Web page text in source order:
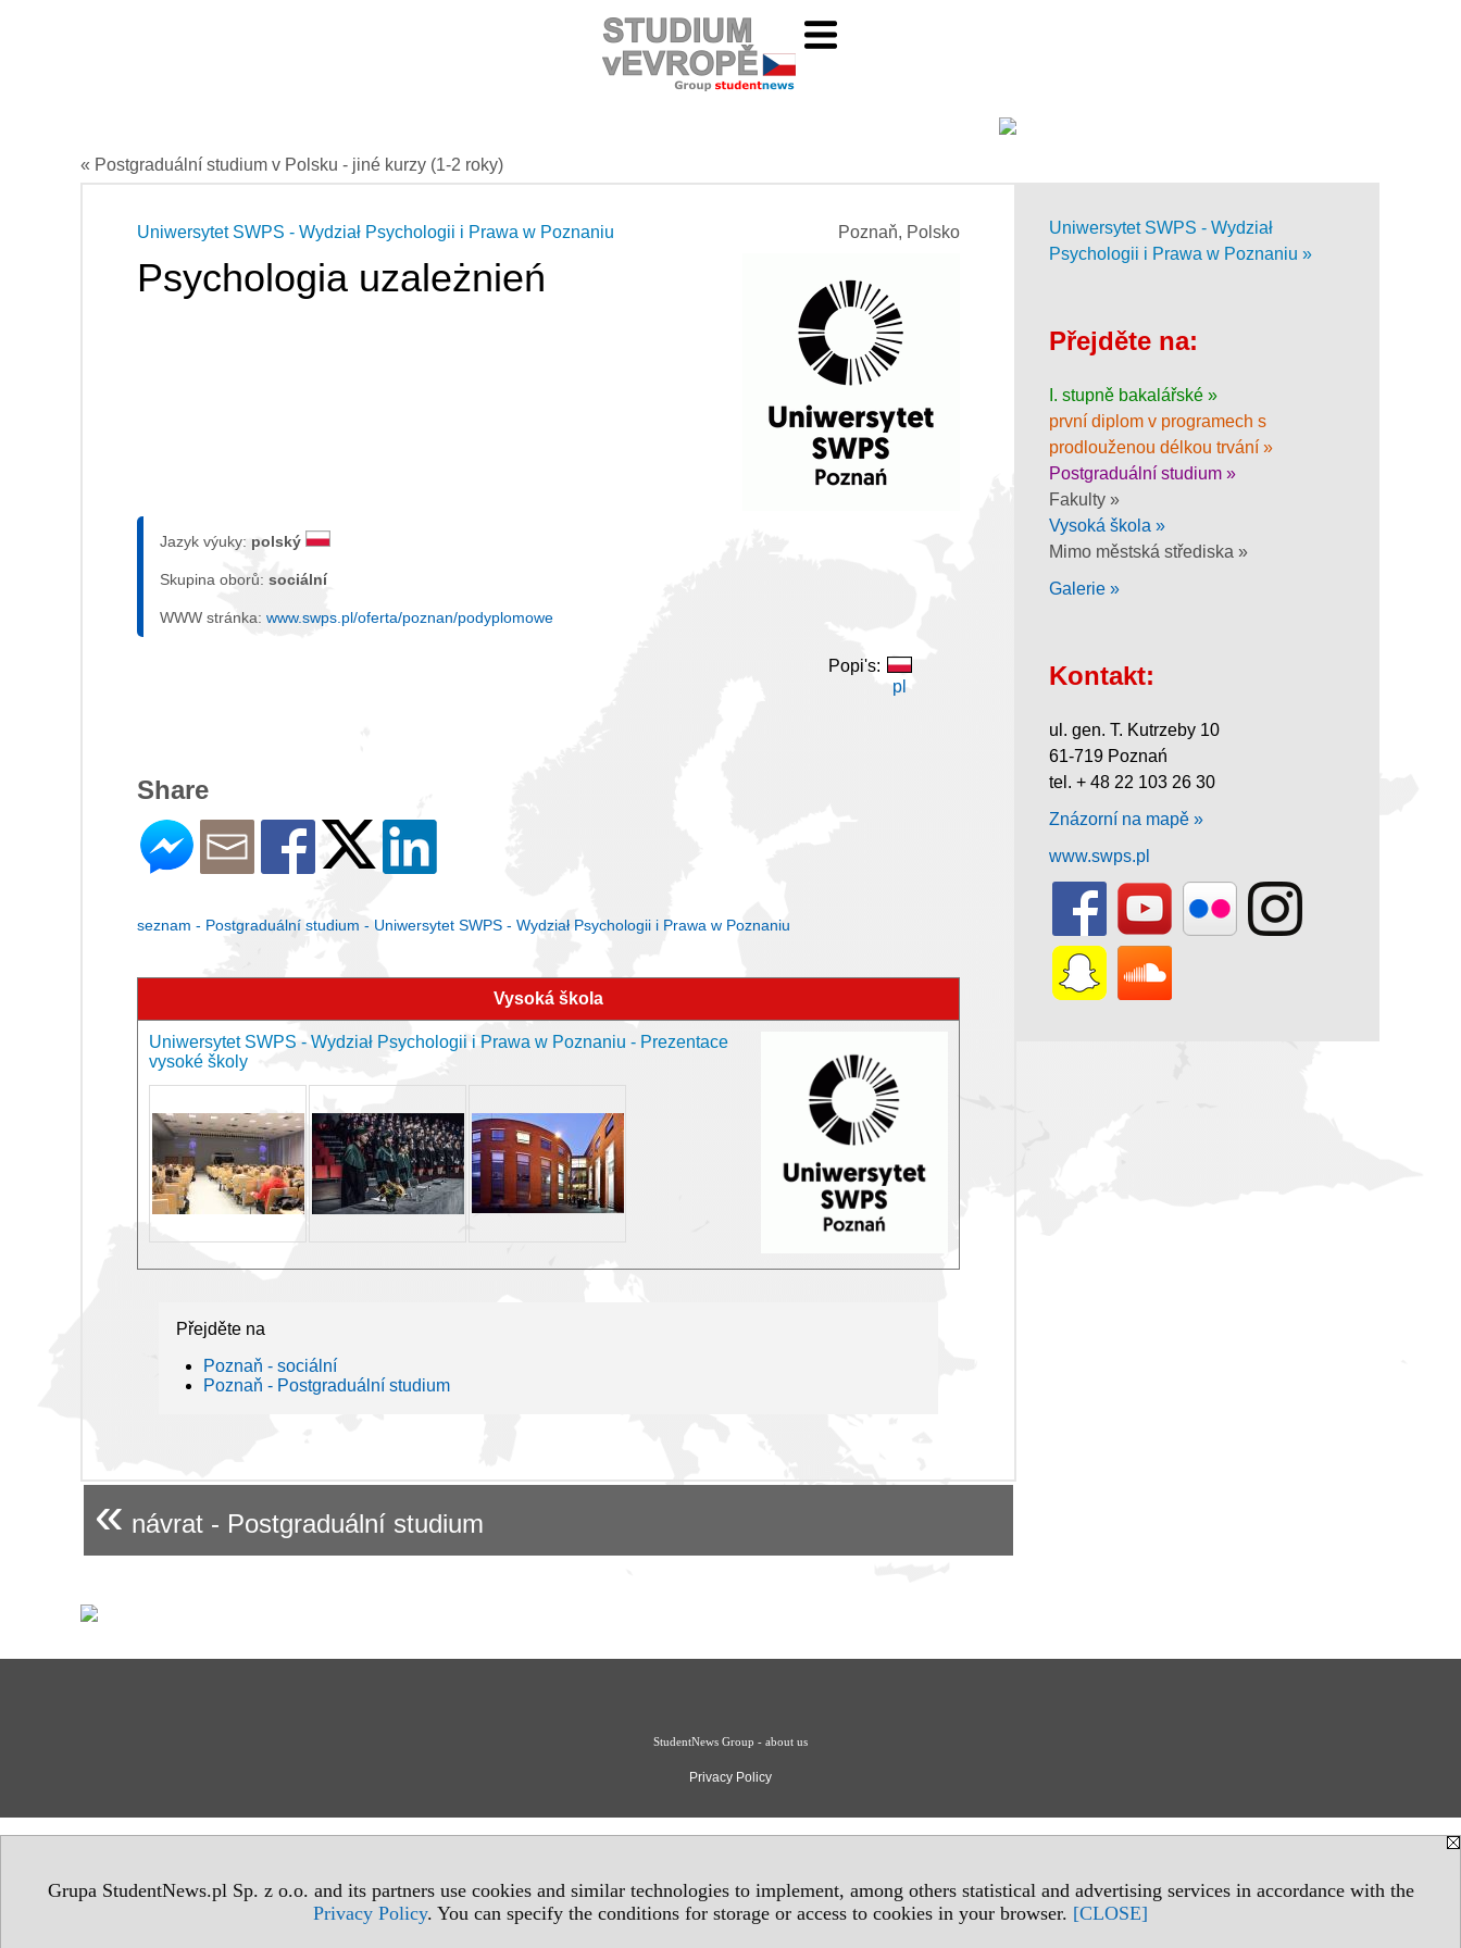
Grupa StudentNews.pl Sp. z o.o. and its partners use cookies and similar technologies to implement, among others statistical and advertising services in accordance with the
Privacy Policy. You can specify the conditions for storage or access to cookies in your browser. [CLOSE]
« Postgraduální studium v Polsku - jiné kurzy (1-2 roky)
Poznaň, Polsko
Uniwersytet SWPS - Wydział Psychologii i Prawa w Poznaniu
Psychologia uzależnień
Jazyk výuky: polský
Skupina oborů: sociální
WWW stránka: www.swps.pl/oferta/poznan/podyplomowe
Popi's:
pl
Share
seznam - Postgraduální studium - Uniwersytet SWPS - Wydział Psychologii i Prawa w Poznaniu
Vysoká škola
Uniwersytet SWPS - Wydział Psychologii i Prawa w Poznaniu - Prezentace
vysoké školy
Přejděte na
Poznaň - sociální
Poznaň - Postgraduální studium
« návrat - Postgraduální studium
Uniwersytet SWPS - Wydział
Psychologii i Prawa w Poznaniu »
Přejděte na:
I. stupně bakalářské »
první diplom v programech s
prodlouženou délkou trvání »
Postgraduální studium »
Fakulty »
Vysoká škola »
Mimo městská střediska »
Galerie »
Kontakt:
ul. gen. T. Kutrzeby 10
61-719 Poznań
tel. + 48 22 103 26 30
Znázorní na mapě »
www.swps.pl
StudentNews Group - about us
Privacy Policy